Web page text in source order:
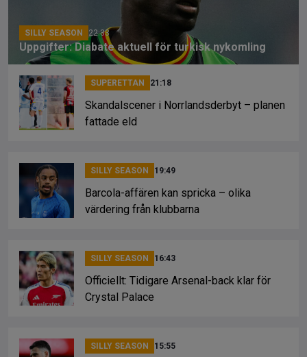
SILLY SEASON 22:33
Uppgifter: Diabate aktuell för turkisk nykomling
SUPERETTAN 21:18
Skandalscener i Norrlandsderbyt – planen
fattade eld
SILLY SEASON 19:49
Barcola-affären kan spricka – olika
värdering från klubbarna
SILLY SEASON 16:43
Officiellt: Tidigare Arsenal-back klar för
Crystal Palace
SILLY SEASON 15:55